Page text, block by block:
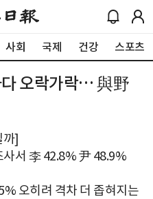
사회 국제 건강 스포츠
오락가락… 與野
까]
서 李 42.8% 尹 48.9%
오히려 격차 더 좁혀지는